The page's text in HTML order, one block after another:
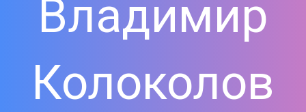
Владимир
Колоколов